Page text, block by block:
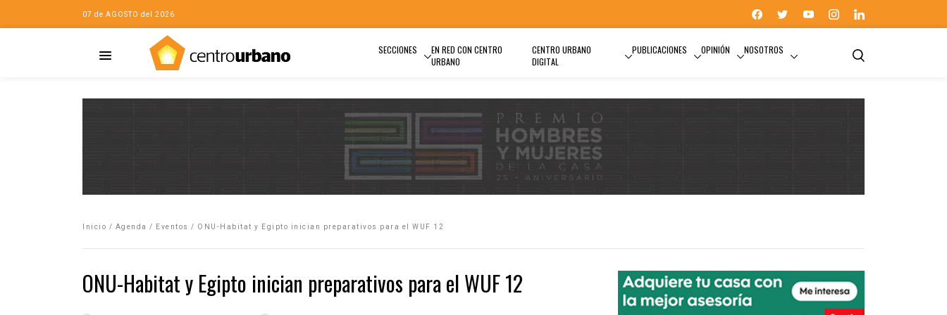
07 de AGOSTO del 2026
SECCIONES
EN RED CON CENTRO
URBANO
CENTRO URBANO
DIGITAL
PUBLICACIONES OPINIÓN NOSOTROS
Inicio / Agenda / Eventos / ONU-Habitat y Egipto inician preparativos para el WUF 12
ONU-Habitat y Egipto inician preparativos para el WUF 12